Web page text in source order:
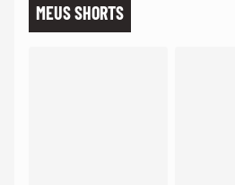
MEUS SHORTS